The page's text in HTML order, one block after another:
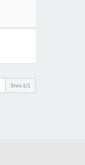
Sivu 1 /1